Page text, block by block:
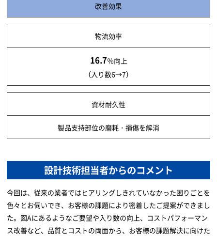
改善効果
物流効率
16.7％向上
（入り数6→7）
資材耐久性
製品支持部位の磨耗・損傷を解消
設計技術担当者からのコメント
今回は、従来の業者ではヒアリングしきれていなかった困りごとを
色々とお伺いでき、お客様の課題により密着したご提案ができまし
た。図Aにあるようなご要望や入り数の向上、コストパフォーマン
ス改善など、品質とコストの両面から、お客様の課題解決に向けた